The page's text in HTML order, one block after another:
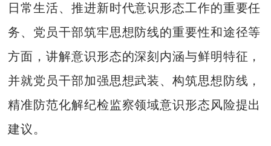
日常生活、推进新时代意识形态工作的重要任
务、党员干部筑牢思想防线的重要性和途径等
方面，讲解意识形态的深刻内涵与鲜明特征，
并就党员干部加强思想武装、构筑思想防线，
精准防范化解纪检监察领域意识形态风险提出
建议。